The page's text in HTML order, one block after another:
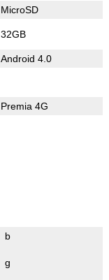
MicroSD
32GB
Android 4.0
Premia 4G
b
g